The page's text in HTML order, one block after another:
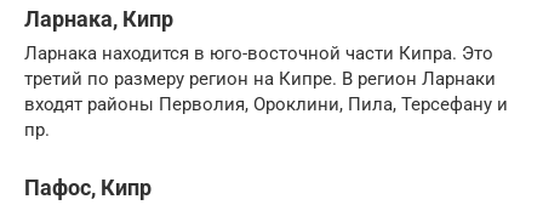
Ларнака, Кипр
Ларнака находится в юго-восточной части Кипра. Это
третий по размеру регион на Кипре. В регион Ларнаки
входят районы Перволия, Ороклини, Пила, Терсефану и
пр.
Пафос, Кипр